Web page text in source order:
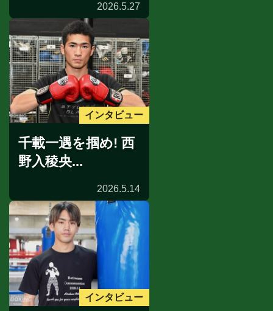
2026.5.27
インタビュー
千載一遇を掴め! 西
野入稜央...
2026.5.14
インタビュー